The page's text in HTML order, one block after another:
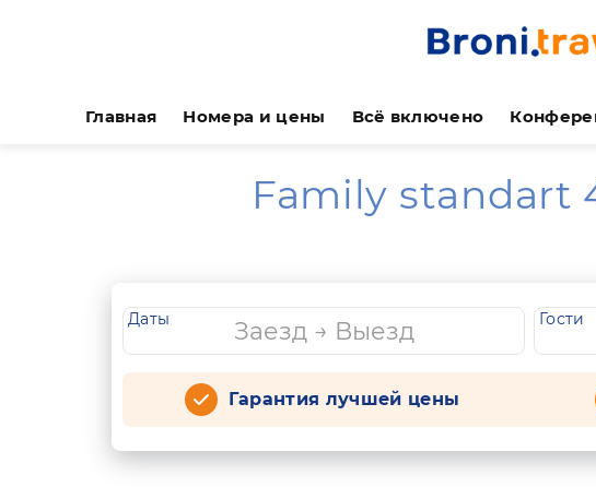
Главная Номера и цены Всё включено
Family standart
Даты Гости
Гарантия лучшей цены